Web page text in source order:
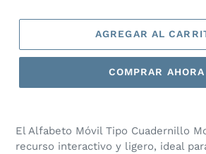
AGREGAR AL
COMPRAR AHORA
​El Alfabeto Móvil Tipo Cuadernillo
recurso interactivo y ligero, ideal